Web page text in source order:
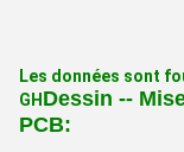
Les données sont
GH Dessin --
PCB: